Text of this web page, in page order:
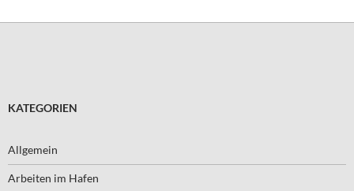
KATEGORIEN
Allgemein
Arbeiten im Hafen